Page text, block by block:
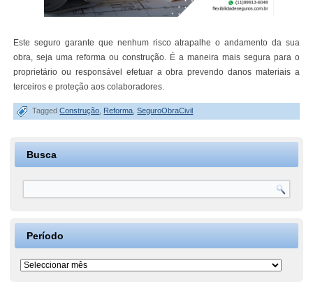
Este seguro garante que nenhum risco atrapalhe o andamento da sua
obra, seja uma reforma ou construção. É a maneira mais segura para o
proprietário ou responsável efetuar a obra prevendo danos materiais a
terceiros e proteção aos colaboradores.
Tagged Construção Reforma ,SeguroObraCivil
Busca
Período
Período